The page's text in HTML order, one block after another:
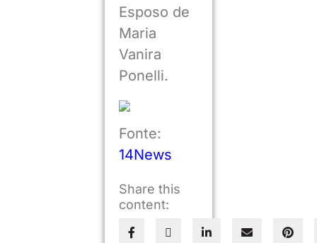
Esposo de
Maria
Vanira
Ponelli.
Fonte:
14News
Share this
content: